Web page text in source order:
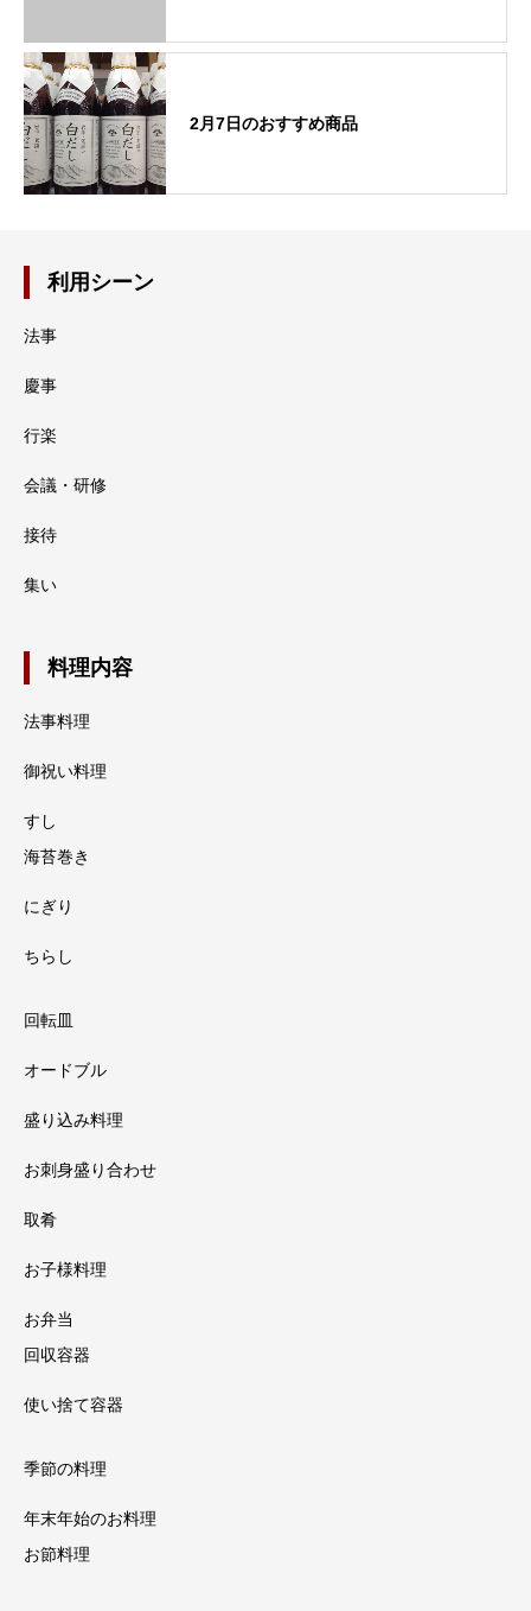
2月7日のおすすめ商品
利用シーン
法事
慶事
行楽
会議・研修
接待
集い
料理内容
法事料理
御祝い料理
すし
海苔巻き
にぎり
ちらし
回転皿
オードブル
盛り込み料理
お刺身盛り合わせ
取肴
お子様料理
お弁当
回収容器
使い捨て容器
季節の料理
年末年始のお料理
お節料理